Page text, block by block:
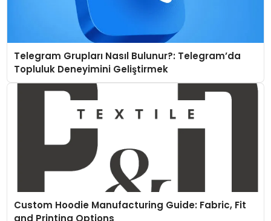
Telegram Grupları Nasıl Bulunur?: Telegram’da
Topluluk Deneyimini Geliştirmek
Custom Hoodie Manufacturing Guide: Fabric, Fit
and Printing Options